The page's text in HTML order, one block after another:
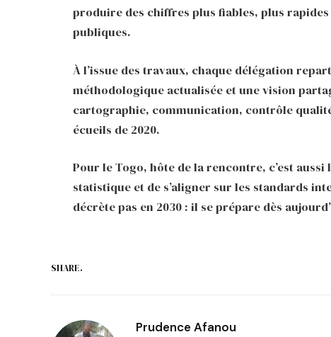
produire des chiffres plus fiables, plus
publiques.
À l’issue des travaux, chaque délégation
méthodologique actualisée et une vision
cartographie, communication, contrôle
écueils de 2020.
Pour le Togo, hôte de la rencontre, c’est
statistique et de s’aligner sur les standards
décrète pas en 2030 : il se prépare dès
SHARE.
Prudence Afanou